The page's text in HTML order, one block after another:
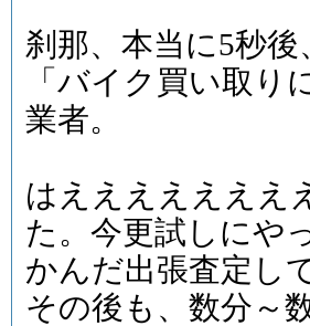
刹那、本当に5秒
「バイク買い取
業者。
はえええええええ
た。今更試しにや
かんだ出張査定し
その後も、数分～